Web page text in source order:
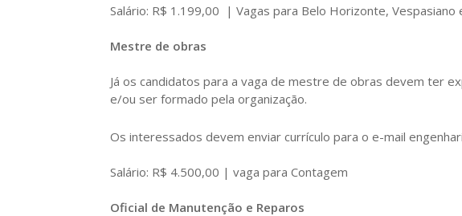
Salário: R$ 1.199,00 | Vagas para Belo Horizonte, Vespasiano
Mestre de obras
Já os candidatos para a vaga de mestre de obras devem ter
e/ou ser formado pela organização.
Os interessados devem enviar currículo para o e-mail
Salário: R$ 4.500,00 | vaga para Contagem
Oficial de Manutenção e Reparos